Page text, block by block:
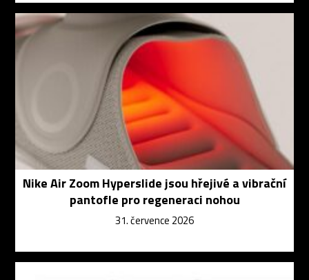
Nike Air Zoom Hyperslide jsou hřejivé a vibrační
pantofle pro regeneraci nohou
31. července 2026